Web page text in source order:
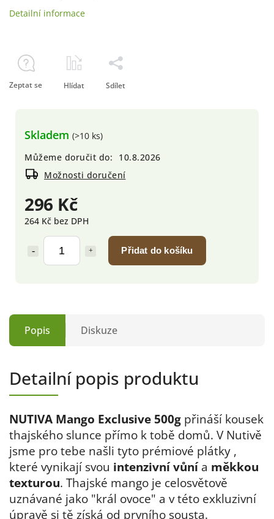
296 Kč
264 Kč bez DPH
Přidat do košíku
Skladem (>10 ks)
Můžeme doručit do:
10.8.2026
Možnosti doručení
Detailní informace
Zeptat se Hlídat Sdílet
Popis Diskuze
Detailní popis produktu
NUTIVA Mango Exclusive 500g přináší kousek
thajského slunce přímo k tobě domů. V Nutivě
jsme pro tebe našli tyto prémiové plátky ,
které vynikají svou intenzivní vůnía měkkou
texturou. Thajské mango je celosvětově
uznávané jako "král ovoce" a v této exkluzivní
úpravě si tě získá od prvního sousta.